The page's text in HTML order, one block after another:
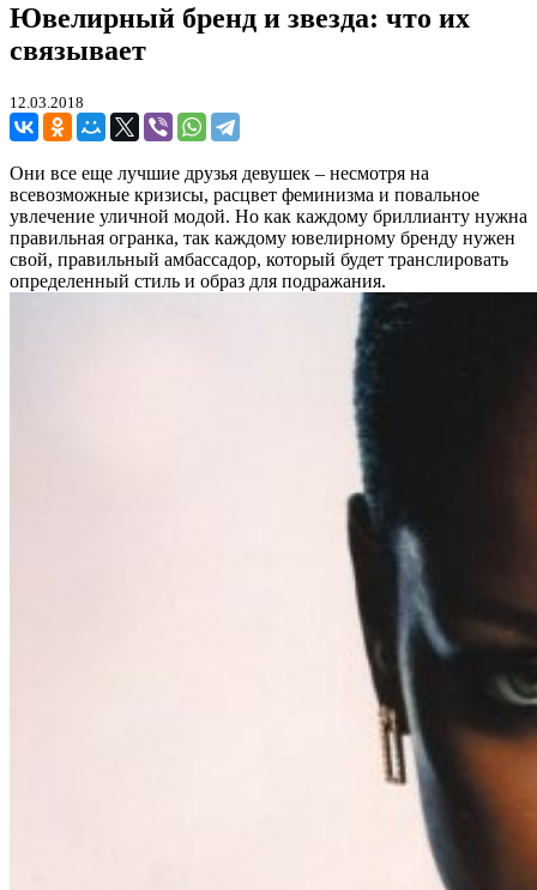
Ювелирный бренд и звезда: что их
связывает
12.03.2018
Они все еще лучшие друзья девушек – несмотря на
всевозможные кризисы, расцвет феминизма и повальное
увлечение уличной модой. Но как каждому бриллианту нужна
правильная огранка, так каждому ювелирному бренду нужен
свой, правильный амбассадор, который будет транслировать
определенный стиль и образ для подражания.